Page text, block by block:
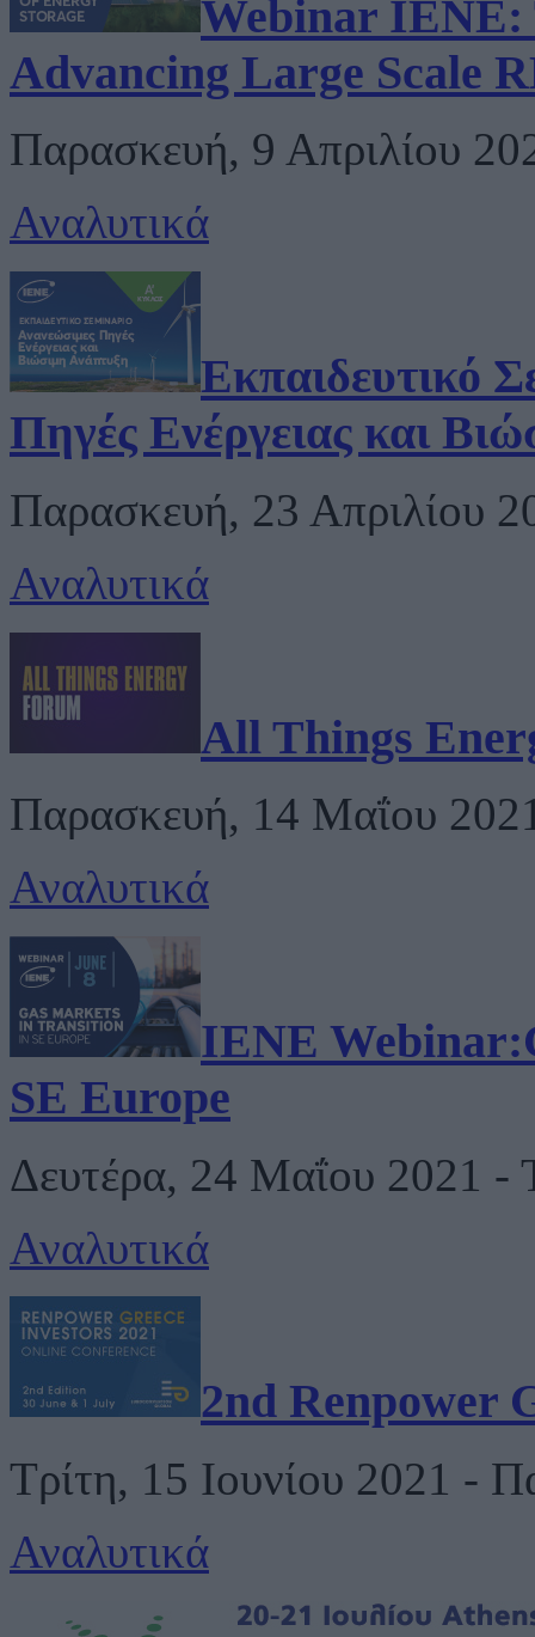
Webinar IENE:
Advancing Large Scale
Παρασκευή, 9 Απριλίου
Αναλυτικά
Εκπαιδευτικό
Πηγές Ενέργειας και
Παρασκευή, 23 Απριλίου
Αναλυτικά
All Things
Παρασκευή, 14 Μαΐου
Αναλυτικά
IENE
SE Europe
Δευτέρα, 24 Μαΐου 2021 -
Αναλυτικά
2nd Renpower
Τρίτη, 15 Ιουνίου 2021 -
Αναλυτικά